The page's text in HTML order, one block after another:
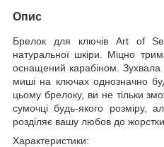
Опис
Брелок для ключів Art of
натуральної шкіри. Міцно
оснащений карабіном.
миші на ключах однозначно
цьому брелоку, ви не тільки
сумочці будь-якого розміру,
розділяє вашу любов до
Характеристики: